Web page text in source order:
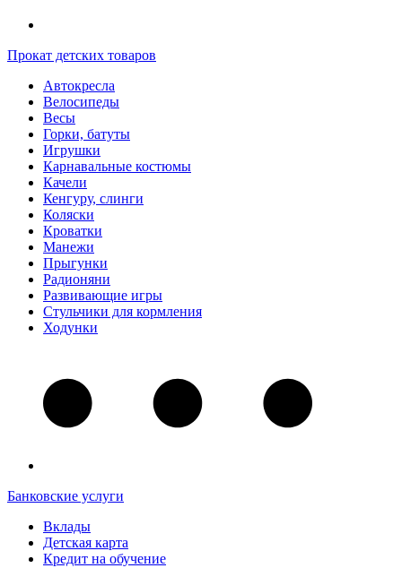
Прокат детских товаров
Автокресла
Велосипеды
Весы
Горки, батуты
Игрушки
Карнавальные костюмы
Качели
Кенгуру, слинги
Коляски
Кроватки
Манежи
Прыгунки
Радионяни
Развивающие игры
Стульчики для кормления
Ходунки
Банковские услуги
Вклады
Детская карта
Кредит на обучение